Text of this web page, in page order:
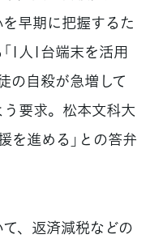
早期に把握するた
1人1台端末を活用
の自殺が急増して
要求。松本文科大
を進める」との答弁
、返済減税などの